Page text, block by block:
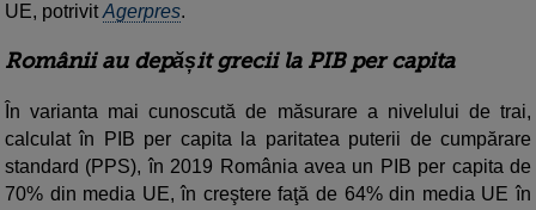
UE, potrivitAgerpres.
Românii au depășit grecii la PIB per capita
În varianta mai cunoscută de măsurare a nivelului de trai,
calculat în PIB per capita la paritatea puterii de cumpărare
standard (PPS), în 2019 România avea un PIB per capita de
70% din media UE, în creştere faţă de 64% din media UE în